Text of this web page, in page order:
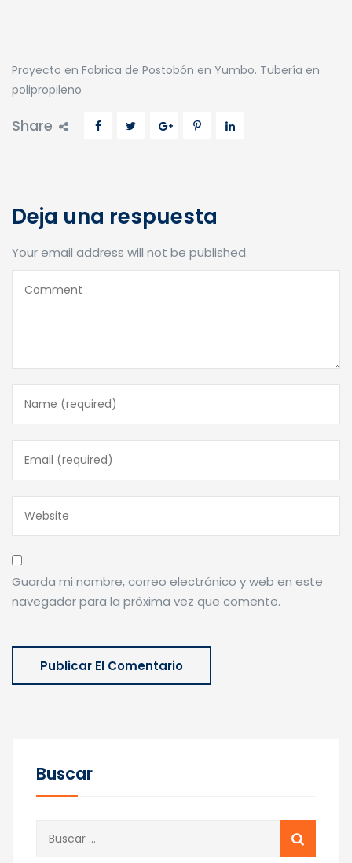
Proyecto en Fabrica de Postobón en Yumbo. Tubería en
polipropileno
Share
Deja una respuesta
Your email address will not be published.
Guarda mi nombre, correo electrónico y web en este
navegador para la próxima vez que comente.
Buscar